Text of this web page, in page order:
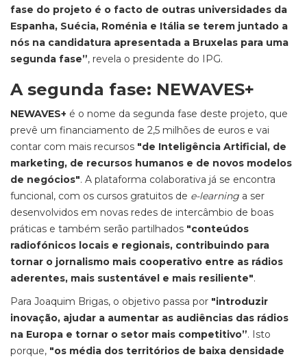
fase do projeto é o facto de outras universidades da
Espanha, Suécia, Roménia e Itália se terem juntado a
nós na candidatura apresentada a Bruxelas para uma
segunda fase”, revela o presidente do IPG.
A segunda fase: NEWAVES+
NEWAVES+ é o nome da segunda fase deste projeto, que
prevê um financiamento de 2,5 milhões de euros e vai
contar com mais recursos "de Inteligência Artificial, de
marketing, de recursos humanos e de novos modelos
de negócios". A plataforma colaborativa já se encontra
funcional, com os cursos gratuitos de e-learning a ser
desenvolvidos em novas redes de intercâmbio de boas
práticas e também serão partilhados "conteúdos
radiofónicos locais e regionais, contribuindo para
tornar o jornalismo mais cooperativo entre as rádios
aderentes, mais sustentável e mais resiliente".
Para Joaquim Brigas, o objetivo passa por "introduzir
inovação, ajudar a aumentar as audiências das rádios
na Europa e tornar o setor mais competitivo”. Isto
porque, "os média dos territórios de baixa densidade